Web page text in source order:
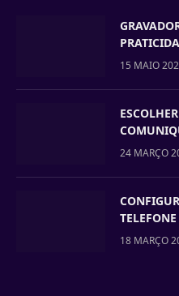
15 MAIO
24 MARÇO
18 MARÇO